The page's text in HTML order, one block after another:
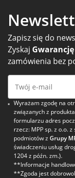
Zapisz się do
Zyskaj
zamówienia bez
Wyrażam zgodę na
związanych z
formularzu adres
rzecz: MPP sp. z o.o.
podmiotów z Grupy
świadczeniu usług
1204 z późn. zm.).
**Informacje
**Zgoda jest